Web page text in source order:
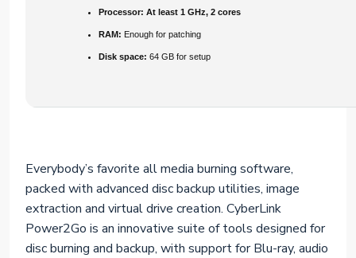
Processor: At least 1 GHz, 2 cores
RAM: Enough for patching
Disk space: 64 GB for setup
Everybody’s favorite all media burning software,
packed with advanced disc backup utilities, image
extraction and virtual drive creation. CyberLink
Power2Go is an innovative suite of tools designed for
disc burning and backup, with support for Blu-ray, audio